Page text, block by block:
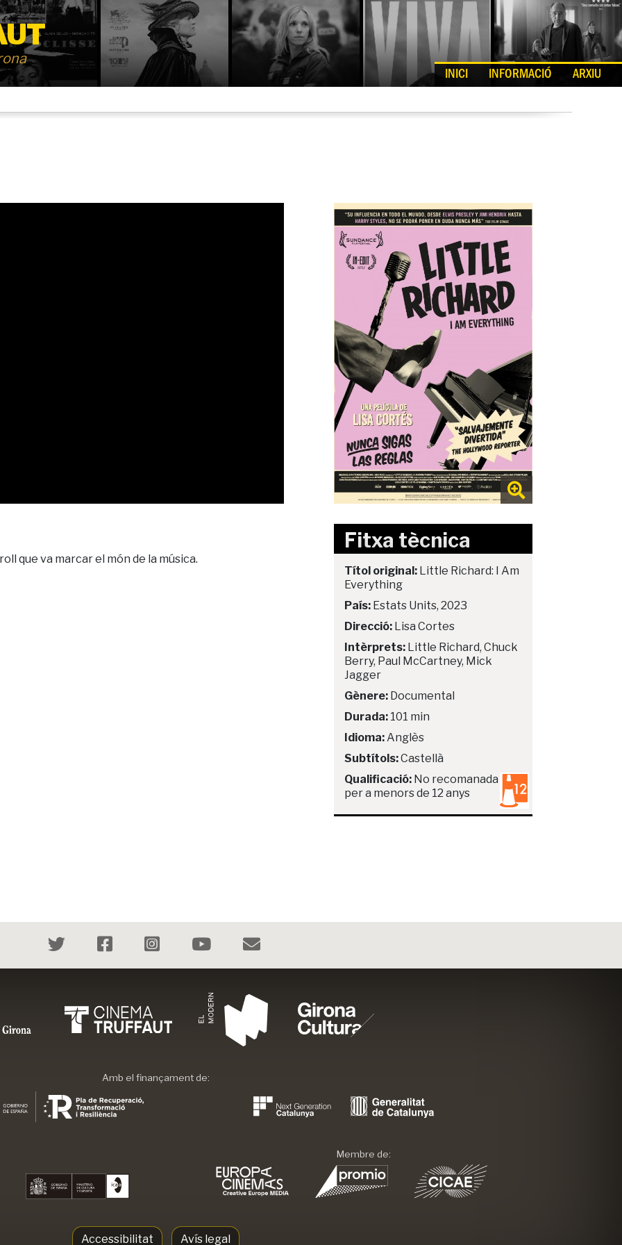
INICI INFORMACIÓ ARXIU
que va marcar el món de la música.
Fitxa tècnica
Títol original: Little Richard: I Am
Everything
País: Estats Units, 2023
Direcció: Lisa Cortes
Intèrprets: Little Richard, Chuck
Berry, Paul McCartney, Mick
Jagger
Gènere: Documental
Durada: 101 min
Idioma: Anglès
Subtítols:Castellà
Qualificació: No recomanada
per a menors de 12 anys
Amb el finançament de:
Membre de:
Accessibilitat Avís legal